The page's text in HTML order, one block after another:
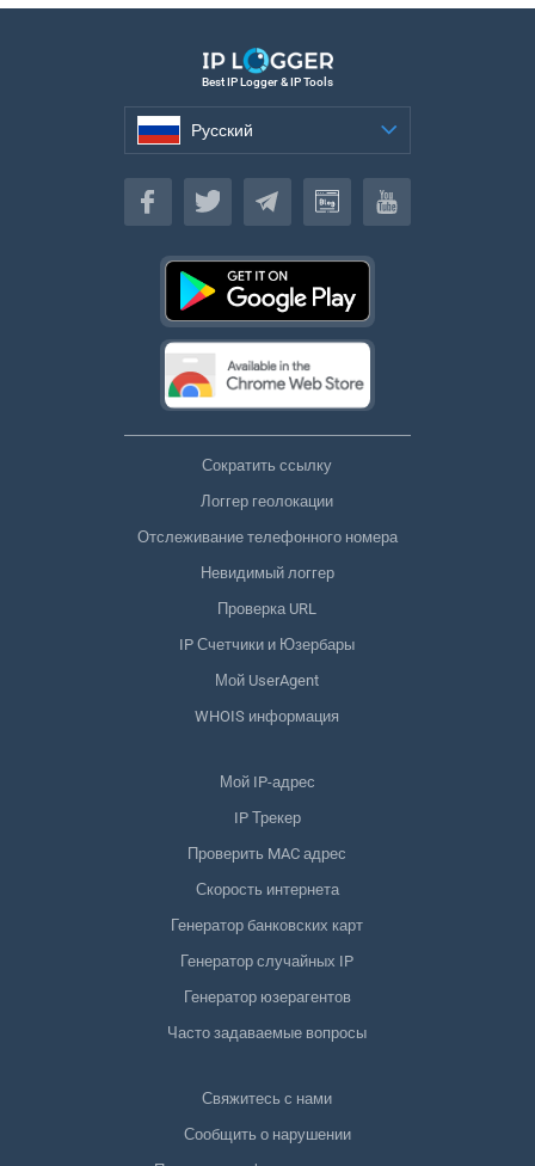
Best IP Logger & IP Tools
Русский
Русский
Сократить ссылку
Логгер геолокации
Отслеживание телефонного номера
Невидимый логгер
Проверка URL
IP Счетчики и Юзербары
Мой UserAgent
WHOIS информация
Мой IP-адрес
IP Трекер
Проверить MAC адрес
Скорость интернета
Генератор банковских карт
Генератор случайных IP
Генератор юзерагентов
Часто задаваемые вопросы
Свяжитесь с нами
Сообщить о нарушении